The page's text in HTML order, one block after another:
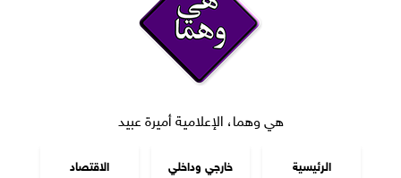
هي وهما، الإعلامية أميرة عبيد
الرئيسية خارجي وداخلي
الاقتصاد